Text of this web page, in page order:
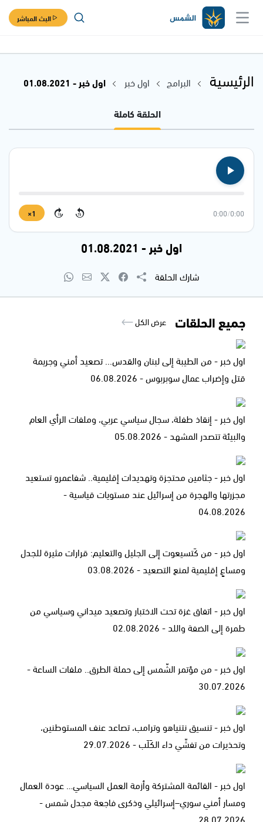
البث المباشر
الرئيسية البرامج اول خبر
اول خبر - 01.08.2021
الحلقة كاملة
0:00
/
0:00
15
15
1×
اول خبر - 01.08.2021
شارك الحلقة
جميع الحلقات عرض الكل
اول خبر - من الطيبة إلى لبنان والقدس... تصعيد أمني وجريمة
قتل وإضراب عمال سوبربوس - 06.08.2026
اول خبر - إنقاذ طفلة، سجال سياسي عربي، وملفات الرأي العام
والبيئة تتصدر المشهد - 05.08.2026
اول خبر - جثامين محتجزة وتهديدات إقليمية.. شفاعمرو تستعيد
مجزرتها والهجرة من إسرائيل عند مستويات قياسية -
04.08.2026
اول خبر - من كَتسيعوت إلى الجليل والتعليم: قرارات مثيرة للجدل
ومساعٍ إقليمية لمنع التصعيد - 03.08.2026
اول خبر - اتفاق غزة تحت الاختبار وتصعيد ميداني وسياسي من
طمرة إلى الضفة واللد - 02.08.2026
اول خبر - من مؤتمر الشّمس إلى حملة الطرق.. ملفات الساعة -
30.07.2026
اول خبر - تنسيق نتنياهو وترامب، تصاعد عنف المستوطنين،
وتحذيرات من تفشّي داء الكَلَب - 29.07.2026
اول خبر - القائمة المشتركة وأزمة العمل السياسي… عودة العمال
ومسار أمني سوري–إسرائيلي وذكرى فاجعة مجدل شمس -
28.07.2026